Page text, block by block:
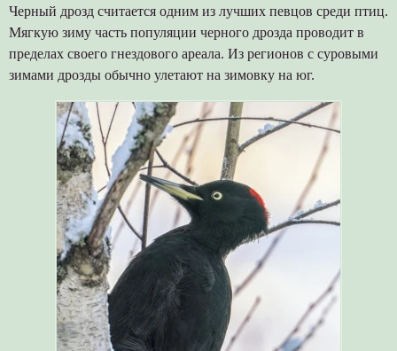
Черный дрозд считается одним из лучших певцов среди птиц.
Мягкую зиму часть популяции черного дрозда проводит в
пределах своего гнездового ареала. Из регионов с суровыми
зимами дрозды обычно улетают на зимовку на юг.